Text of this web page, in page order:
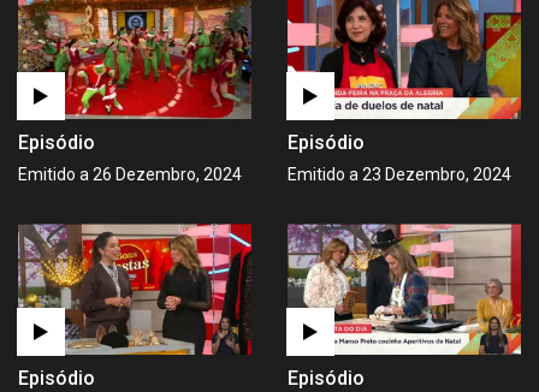
Episódio
Emitido a 26 Dezembro, 2024
Episódio
Emitido a 23 Dezembro, 2024
Episódio Episódio